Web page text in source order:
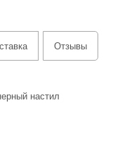
Отзывы
настил